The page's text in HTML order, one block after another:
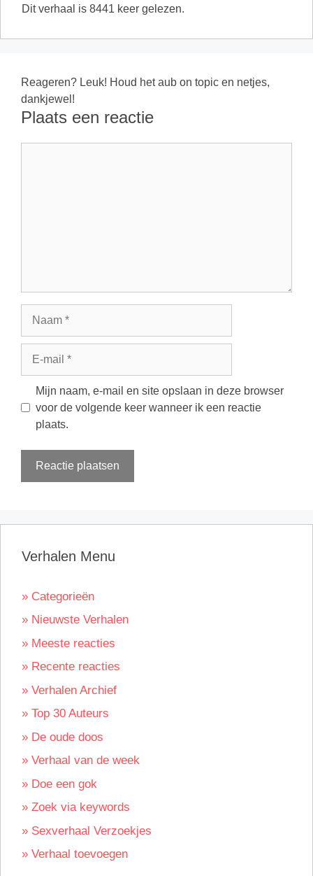
Dit verhaal is 8441 keer gelezen.
Reageren? Leuk! Houd het aub on topic en netjes,
dankjewel!
Plaats een reactie
Mijn naam, e-mail en site opslaan in deze browser
voor de volgende keer wanneer ik een reactie
plaats.
Verhalen Menu
» Categorieën
» Nieuwste Verhalen
» Meeste reacties
» Recente reacties
» Verhalen Archief
» Top 30 Auteurs
» De oude doos
» Verhaal van de week
» Doe een gok
» Zoek via keywords
» Sexverhaal Verzoekjes
» Verhaal toevoegen